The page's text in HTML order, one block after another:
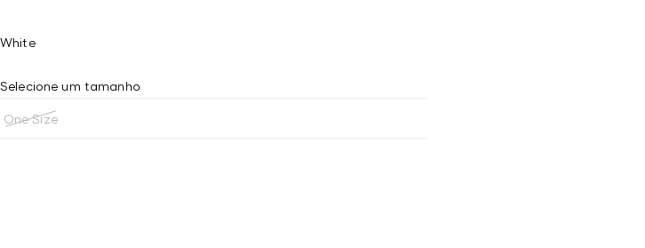
White
Selecione um tamanho
One Size